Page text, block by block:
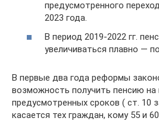
предусмотренного
2023 года.
В период 2019-2022 гг.
увеличиваться плавно —
В первые два года реформы
возможность получить пенсию
предусмотренных сроков ( ст.
касается тех граждан, кому 55 и